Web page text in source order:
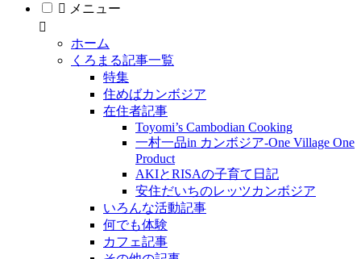
メニュー
ホーム
くろまる記事一覧
特集
住めばカンボジア
在住者記事
Toyomi’s Cambodian Cooking
一村一品in カンボジア-One Village One
Product
AKIとRISAの子育て日記
安住だいちのレッツカンボジア
いろんな活動記事
何でも体験
カフェ記事